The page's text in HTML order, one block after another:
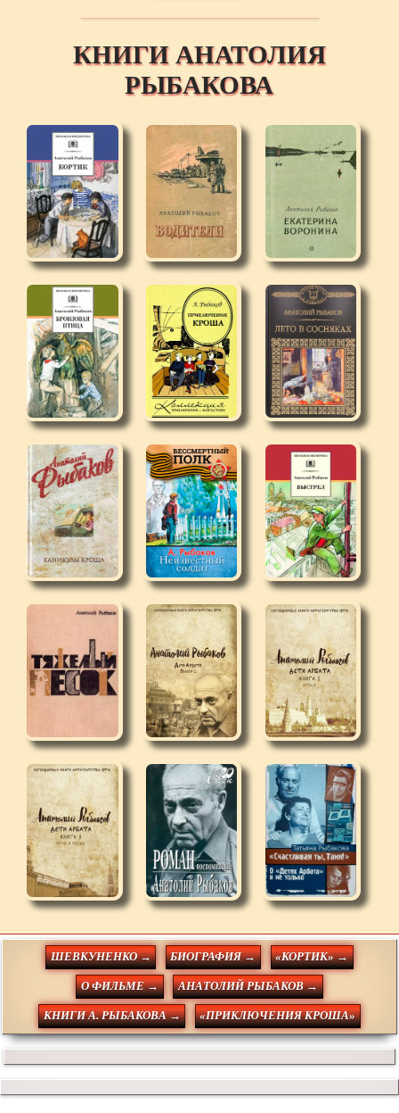
КНИГИ АНАТОЛИЯ
РЫБАКОВА
ШЕВКУНЕНКО → БИОГРАФИЯ → «КОРТИК» →
О ФИЛЬМЕ → АНАТОЛИЙ РЫБАКОВ →
КНИГИ А. РЫБАКОВА → «ПРИКЛЮЧЕНИЯ КРОША»